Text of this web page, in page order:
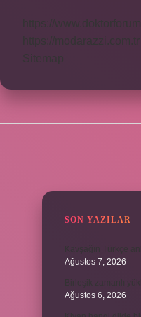
https://
https://modarazzi.com.tr
Sitemap
SON YAZILAR
Ağustos 7, 2026
Ağustos 6, 2026